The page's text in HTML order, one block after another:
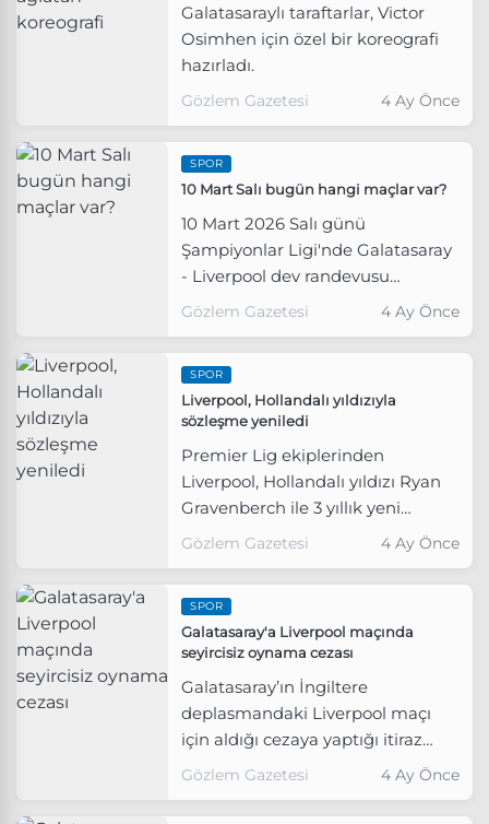
Galatasaraylı taraftarlar, Victor
Osimhen için özel bir koreografi
hazırladı.
Gözlem Gazetesi 4 Ay Önce
SPOR
10 Mart Salı bugün hangi maçlar var?
10 Mart 2026 Salı günü
Şampiyonlar Ligi'nde Galatasaray
- Liverpool dev randevusu
heyecanı yaşanıyor. Peki, bugün
Gözlem Gazetesi 4 Ay Önce
SPOR
Liverpool, Hollandalı yıldızıyla
sözleşme yeniledi
Premier Lig ekiplerinden
Liverpool, Hollandalı yıldızı Ryan
Gravenberch ile 3 yıllık yeni
sözleşme imzaladı.
Gözlem Gazetesi 4 Ay Önce
SPOR
Galatasaray'a Liverpool maçında
seyircisiz oynama cezası
Galatasaray’ın İngiltere
deplasmandaki Liverpool maçı
için aldığı cezaya yaptığı itiraz
reddedildi.
Gözlem Gazetesi 4 Ay Önce